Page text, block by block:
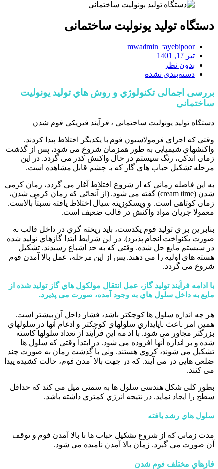
دستگاه تولید یونولیت ساختمانی
mwadmin_tayebipoor
تیر 17, 1401
بدون نظر
دسته‌بندی نشده
بررسی اجمالی تکنولوژي و روش هاي تولید یونولیت
ساختمانی
دستگاه تولید یونولیت ساختمانی ، فرآیند فیزیکی فوم شدن
وقتی که اجزاي فرمولاسیون فوم با یکدیگر اختلاط پیدا کردند.
واکنشهاي شیمیایی به طور همزمان شروع می شود، پس از گذشت
زمان اندکی، رنگ سیستم در حال واکنش کدر می گردد. در این
مرحله تشکیل حباب هاي گاز که با چشم قابل مشاهده است.
به این فاصله زمانی که از شروع اختلاط آغاز می گردد، زمان کرمی
شدن (cream time) گفته می شود. (از آنجائی که زمان کرمی شدن،
زمان کوتاهی است. و ویسکوزیته سیال اختلاط یافته نسبتاً بالاست.
معمولا جریان مواد واکنش در قالب ضعیف است.
بنابراین براي تولید فوم یکدست، باید ریخته گري در داخل قالب به
صورت یکنواخت انجام پذیرد). در این شرایط ابتدا گازهاي تولید شده
در سیستم مایع حل شده. وقتی که به حد اشباع رسیدند. تشکیل
هسته هاي اولیه را می دهند. پس از این مرحله، عمل بالا آمدن فوم
شروع می گردد.
با ادامه فرآیند تولید گاز، عمل انتقال مولکول هاي گاز تولید شده از
مایع به داخل سلول هاي به وجود آمده، صورت می پذیرد.
هر چه اندازه سلول ها کوچکتر باشد، فشار داخل آن بیشتر است.
همین امر باعث ناپایداري سلولهاي کوچکتر و ادغام آنها در سلولهاي
بزرگتر مجاور می شود. با ادامه این فرآیند از تعداد سلولها کاسته
شده و بر اندازه آنها افزوده می شود. در ابتدا وقتی که سلول ها
تشکیل می شوند، کروي هستند. ولی با گذشت زمان به صورت چند
ضلعی هایی در می آیند. که در جهت بالا آمدن فوم، حالت کشیده پیدا
می کنند.
بطور کلی شکل هندسی سلول ها به سمتی میل می کند که حداقل
سطح را ایجاد نماید. در نتیجه انرژي کمتري داشته باشد.
سلول هاي رشد یافته
مدت زمانی که از شروع تشکیل حباب ها تا بالا آمدن فوم و توقف
آن صورت می گیرد. زمان بالا آمدن نامیده می شود.
فازهاي مختلف فوم شدن